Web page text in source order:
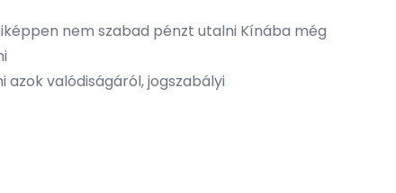
nem szabad pénzt utalni Kínába még
valódiságáról, jogszabályi